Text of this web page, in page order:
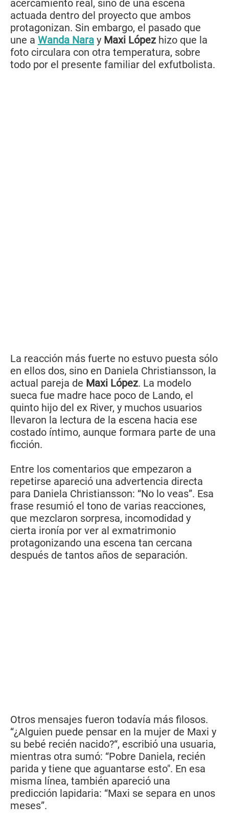
acercamiento real, sino de una escena
actuada dentro del proyecto que ambos
protagonizan. Sin embargo, el pasado que
une a Wanda Nara y Maxi López hizo que la
foto circulara con otra temperatura, sobre
todo por el presente familiar del exfutbolista.
La reacción más fuerte no estuvo puesta sólo
en ellos dos, sino en Daniela Christiansson, la
actual pareja de Maxi López. La modelo
sueca fue madre hace poco de Lando, el
quinto hijo del ex River, y muchos usuarios
llevaron la lectura de la escena hacia ese
costado íntimo, aunque formara parte de una
ficción.
Entre los comentarios que empezaron a
repetirse apareció una advertencia directa
para Daniela Christiansson: “No lo veas”. Esa
frase resumió el tono de varias reacciones,
que mezclaron sorpresa, incomodidad y
cierta ironía por ver al exmatrimonio
protagonizando una escena tan cercana
después de tantos años de separación.
Otros mensajes fueron todavía más filosos.
“¿Alguien puede pensar en la mujer de Maxi y
su bebé recién nacido?“, escribió una usuaria,
mientras otra sumó: “Pobre Daniela, recién
parida y tiene que aguantarse esto". En esa
misma línea, también apareció una
predicción lapidaria: “Maxi se separa en unos
meses”.